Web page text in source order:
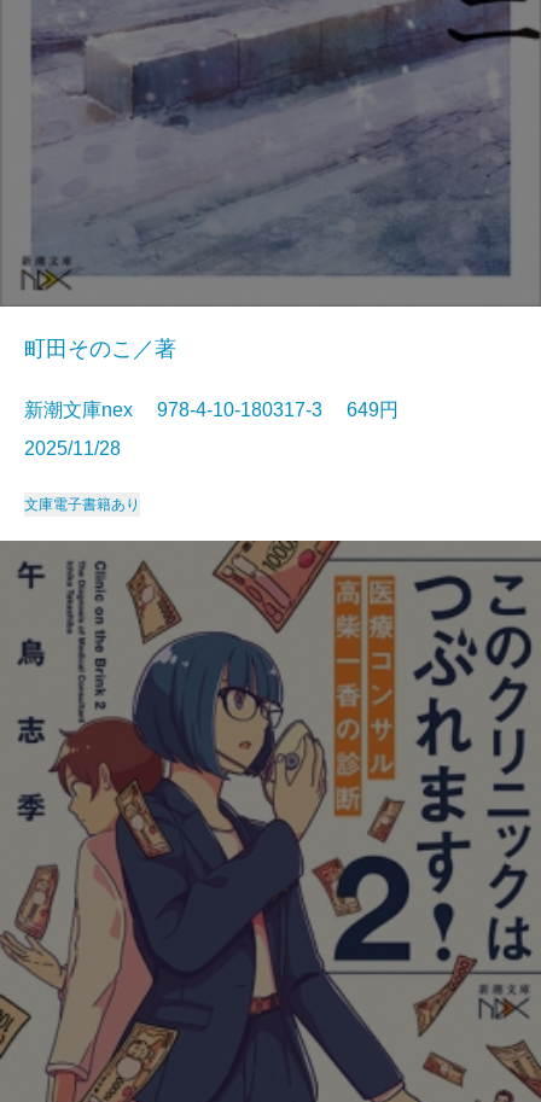
町田そのこ／著
新潮文庫nex 978-4-10-180317-3 649円
2025/11/28
文庫電子書籍あり